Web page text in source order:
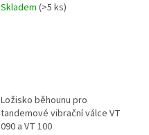
Skladem (>5 ks)
Ložisko běhounu pro
tandemové vibrační válce VT
090 a VT 100